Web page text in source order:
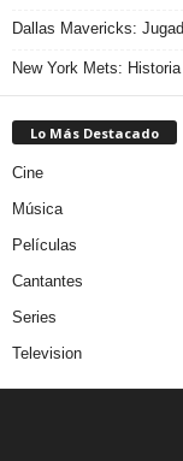
Dallas Mavericks:
New York Mets:
Lo Más Destacado
Cine
Música
Películas
Cantantes
Series
Television